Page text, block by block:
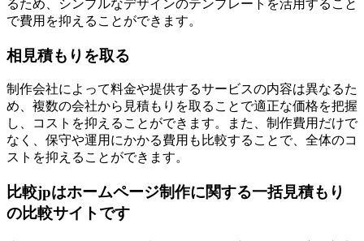
るため、シンプルなデザインのテンプレートを活用すること
で費用を抑えることができます。
相見積もりを取る
制作会社によって料金や提供するサービスの内容は異なるた
め、複数の会社から見積もりを取ることで適正な価格を把握
し、コストを抑えることができます。また、制作費用だけで
なく、保守や運用にかかる費用も比較することで、全体のコ
ストを抑えることができます。
比較jpはホームページ制作に関する一括見積もり
の比較サイトです